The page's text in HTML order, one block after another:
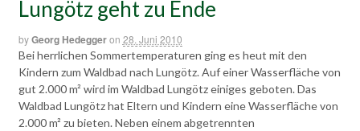
Lungötz geht zu Ende
byGeorg Hedeggeron 28. Juni 2010
Bei herrlichen Sommertemperaturen ging es heut mit den
Kindern zum Waldbad nach Lungötz. Auf einer Wasserfläche von
gut 2.000 m² wird im Waldbad Lungötz einiges geboten. Das
Waldbad Lungötz hat Eltern und Kindern eine Wasserfläche von
2.000 m² zu bieten. Neben einem abgetrennten